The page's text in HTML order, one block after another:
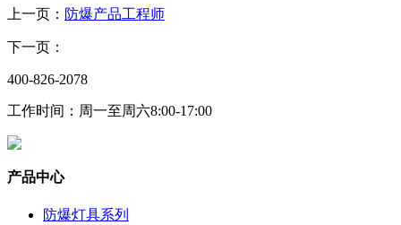
上一页： 防爆产品工程师
下一页：
400-826-2078
工作时间：周一至周六8:00-17:00
产品中心
防爆灯具系列